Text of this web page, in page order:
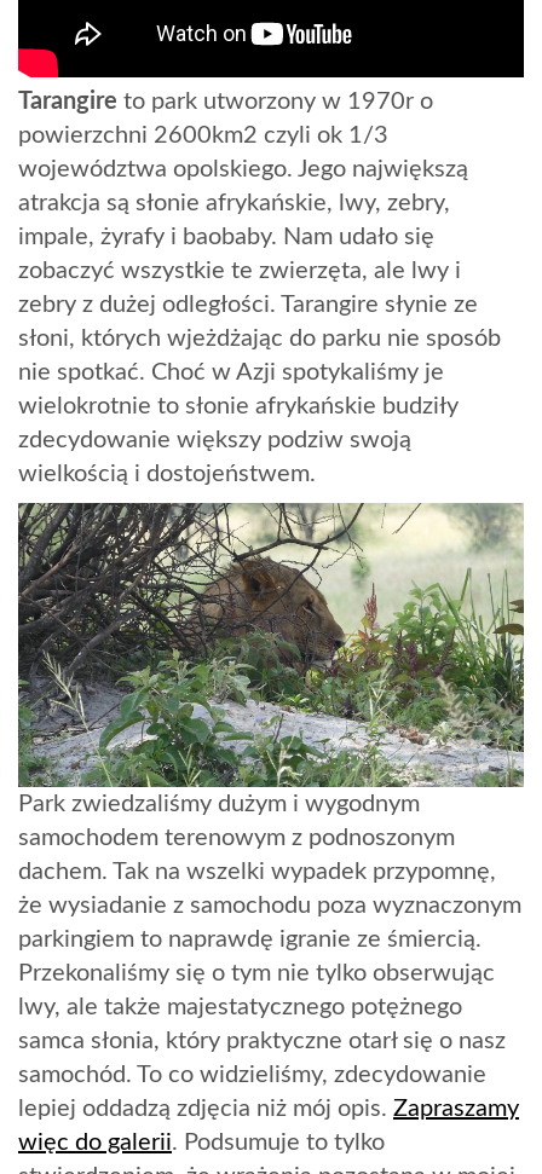
Tarangire to park utworzony w 1970r o
powierzchni 2600km2 czyli ok 1/3
województwa opolskiego. Jego największą
atrakcja są słonie afrykańskie, lwy, zebry,
impale, żyrafy i baobaby. Nam udało się
zobaczyć wszystkie te zwierzęta, ale lwy i
zebry z dużej odległości. Tarangire słynie ze
słoni, których wjeżdżając do parku nie sposób
nie spotkać. Choć w Azji spotykaliśmy je
wielokrotnie to słonie afrykańskie budziły
zdecydowanie większy podziw swoją
wielkością i dostojeństwem.
Park zwiedzaliśmy dużym i wygodnym
samochodem terenowym z podnoszonym
dachem. Tak na wszelki wypadek przypomnę,
że wysiadanie z samochodu poza wyznaczonym
parkingiem to naprawdę igranie ze śmiercią.
Przekonaliśmy się o tym nie tylko obserwując
lwy, ale także majestatycznego potężnego
samca słonia, który praktyczne otarł się o nasz
samochód. To co widzieliśmy, zdecydowanie
lepiej oddadzą zdjęcia niż mój opis. Zapraszamy
więc do galerii. Podsumuje to tylko